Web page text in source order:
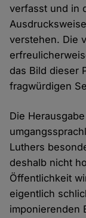
verfasst und in
verstehen. Die
das Bild dieser
fragwürdigen
Die
Luthers
deshalb nicht
Öffentlichkeit
eigentlich
imponierenden